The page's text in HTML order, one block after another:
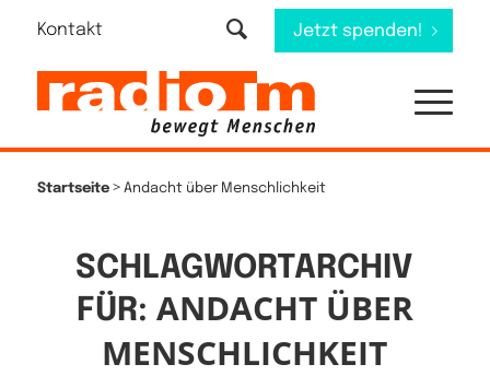
Kontakt Jetzt spenden!
Startseite> Andacht über Menschlichkeit
SCHLAGWORTARCHIV
FÜR: ANDACHT ÜBER
MENSCHLICHKEIT